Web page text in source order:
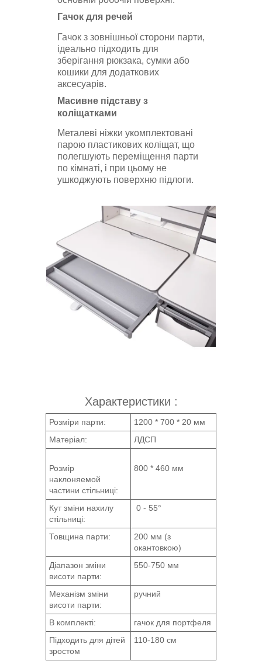
Гачок для речей
Гачок з зовнішньої сторони парти,
ідеально підходить для
зберігання рюкзака, сумки або
кошики для додаткових
аксесуарів.
Масивне підставу з
коліщатками
Металеві ніжки укомплектовані
парою пластикових коліщат, що
полегшують переміщення парти
по кімнаті, і при цьому не
ушкоджують поверхню підлоги.
Характеристики :
Розміри парти:
1200 * 700 * 20 мм
Матеріал:
ЛДСП
Розмір
наклоняемой
частини стільниці:
800 * 460 мм
Кут зміни нахилу
стільниці:
0 - 55°
Товщина парти:
200 мм (з
окантовкою)
Діапазон зміни
висоти парти:
550-750 мм
Механізм зміни
висоти парти:
ручний
В комплекті:
гачок для портфеля
Підходить для дітей
зростом
110-180 см